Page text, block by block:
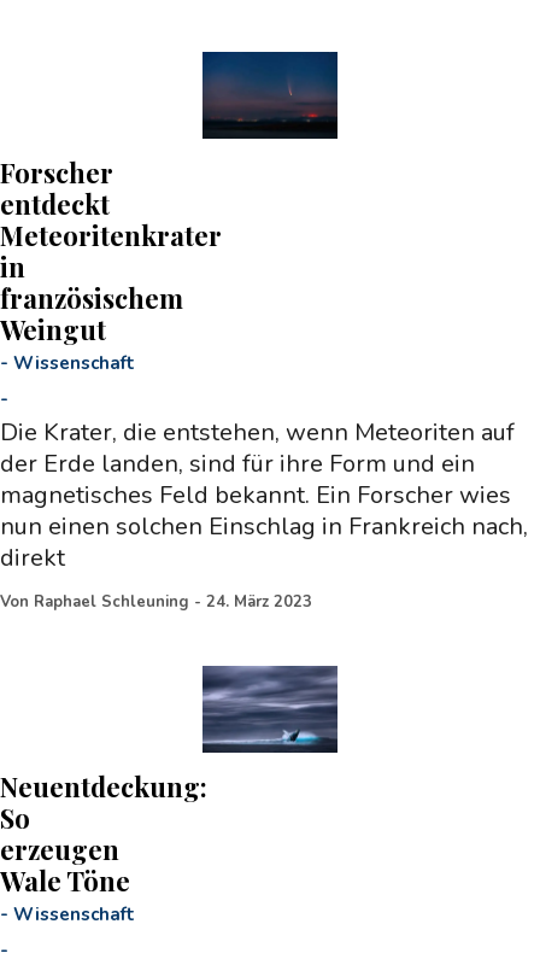
Forscher
entdeckt
Meteoritenkrater
in
französischem
Weingut
- Wissenschaft
-
Die Krater, die entstehen, wenn Meteoriten auf
der Erde landen, sind für ihre Form und ein
magnetisches Feld bekannt. Ein Forscher wies
nun einen solchen Einschlag in Frankreich nach,
direkt
Von Raphael Schleuning - 24. März 2023
Neuentdeckung:
So
erzeugen
Wale Töne
- Wissenschaft
-